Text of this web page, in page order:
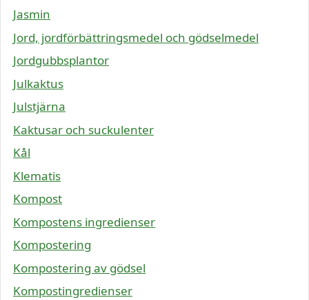
Jasmin
Jord, jordförbättringsmedel och gödselmedel
Jordgubbsplantor
Julkaktus
Julstjärna
Kaktusar och suckulenter
Kål
Klematis
Kompost
Kompostens ingredienser
Kompostering
Kompostering av gödsel
Kompostingredienser